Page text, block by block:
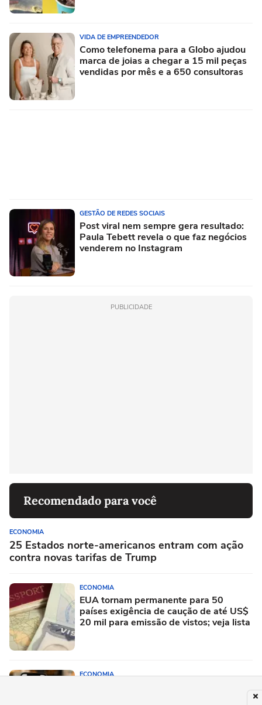
VIDA DE EMPREENDEDOR
Como telefonema para a Globo ajudou
marca de joias a chegar a 15 mil peças
vendidas por mês e a 650 consultoras
GESTÃO DE REDES SOCIAIS
Post viral nem sempre gera resultado:
Paula Tebett revela o que faz negócios
venderem no Instagram
PUBLICIDADE
Recomendado para você
ECONOMIA
25 Estados norte-americanos entram com ação
contra novas tarifas de Trump
ECONOMIA
EUA tornam permanente para 50
países exigência de caução de até US$
20 mil para emissão de vistos; veja lista
ECONOMIA